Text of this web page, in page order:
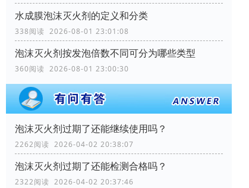
水成膜泡沫灭火剂的定义和分类
338阅读 2026-08-01 23:01:08
泡沫灭火剂按发泡倍数不同可分为哪些类型
360阅读 2026-08-01 23:00:30
泡沫灭火剂过期了还能继续使用吗？
2262阅读 2026-04-02 20:38:07
泡沫灭火剂过期了还能检测合格吗？
2322阅读 2026-04-02 20:37:46